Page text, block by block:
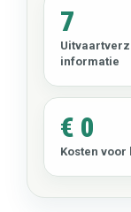
7
informatie
€ 0
Kosten